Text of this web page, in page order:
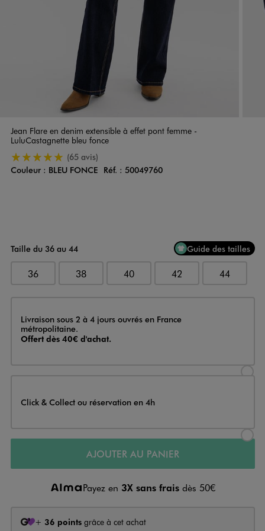
Jean Flare en denim extensible à effet pont femme -
LuluCastagnette bleu fonce
5/5 de moyenne(65 avis)
Couleur
Couleur : BLEU FONCE Réf. : 50049760
Taille du 36 au 44 Guide des tailles
36 38 40 42 44
Livraison
Livraison sous 2 à 4 jours ouvrés en France
métropolitaine.
Offert dès 40€ d'achat.
Click & Collect ou réservation en 4h
AJOUTER AU PANIER
Payez en 3X sans frais dès 50€
+ 36 points grâce à cet achat